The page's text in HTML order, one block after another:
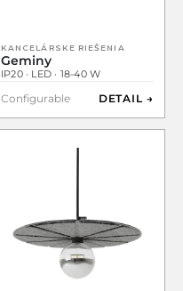
KANCELÁRSKE RIEŠENIA
Geminy
IP20 · LED · 18-40 W
Configurable DETAIL →